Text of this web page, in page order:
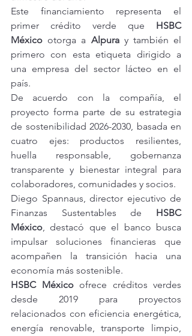
Este financiamiento representa el
primer crédito verde que HSBC
México otorga a Alpura y también el
primero con esta etiqueta dirigido a
una empresa del sector lácteo en el
país.
De acuerdo con la compañía, el
proyecto forma parte de su estrategia
de sostenibilidad 2026-2030, basada en
cuatro ejes: productos resilientes,
huella responsable, gobernanza
transparente y bienestar integral para
colaboradores, comunidades y socios.
Diego Spannaus, director ejecutivo de
Finanzas Sustentables de HSBC
México, destacó que el banco busca
impulsar soluciones financieras que
acompañen la transición hacia una
economía más sostenible.
HSBC México ofrece créditos verdes
desde 2019 para proyectos
relacionados con eficiencia energética,
energía renovable, transporte limpio,